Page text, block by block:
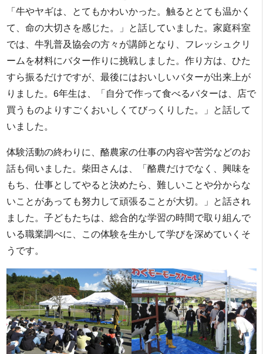
「牛やヤギは、とてもかわいかった。触るととても温かく
て、命の大切さを感じた。」と話していました。家庭科室
では、牛乳普及協会の方々が講師となり、フレッシュクリ
ームを材料にバター作りに挑戦しました。作り方は、ひた
すら振るだけですが、最後にはおいしいバターが出来上が
りました。6年生は、「自分で作って食べるバターは、店で
買うものよりすごくおいしくてびっくりした。」と話して
いました。
体験活動の終わりに、酪農家の仕事の内容や苦労などのお
話も伺いました。柴田さんは、「酪農だけでなく、興味を
もち、仕事としてやると決めたら、難しいことや分からな
いことがあっても努力して頑張ることが大切。」と話され
ました。子どもたちは、総合的な学習の時間で取り組んで
いる職業調べに、この体験を生かして学びを深めていくそ
うです。